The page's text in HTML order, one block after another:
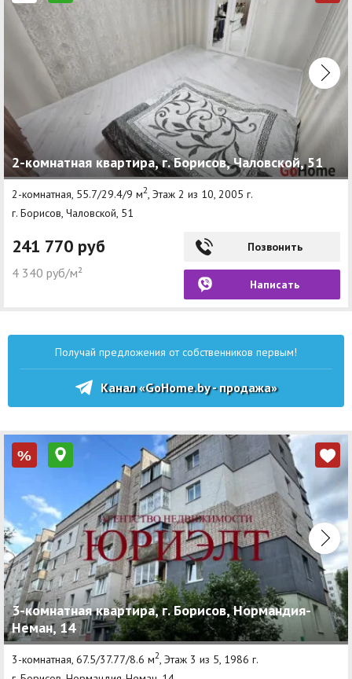
2-комнатная квартира, г. Борисов, Чаловской, 51
2-комнатная, 55.7/29.4/9 м2, Этаж 2 из 10, 2005 г.
г. Борисов, Чаловской, 51
241 770 руб
4 340 руб/м²
Позвонить
Написать
Получай предложения от собственников первым!
Канал «GoHome.by - продажа»
%
3-комнатная квартира, г. Борисов, Нормандия-
Неман, 14
3-комнатная, 67.5/37.77/8.6 м2 , Этаж 3 из 5, 1986 г.